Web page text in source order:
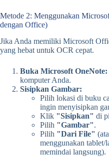
Metode 2: Menggunakan
dengan Office)
Jika Anda memiliki Microsoft
yang hebat untuk OCR cepat.
Buka Microsoft OneNote:
komputer Anda.
Sisipkan Gambar:
Pilih lokasi di buku
ingin menyisipkan
Klik "Sisipkan" di
Pilih "Gambar".
Pilih "Dari File"
menggunakan tablet/
memindai langsung).